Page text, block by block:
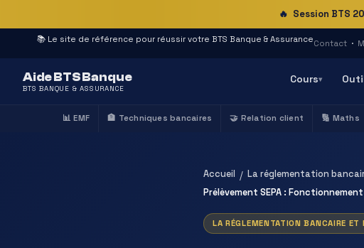
🔥 Session BTS
📚 Le site de référence pour réussir votre BTS Banque & AssuranceContact ·
Aide BTS Banque
BTS BANQUE & ASSURANCE
Cours▾
📊 EMF 🏦 Techniques bancaires 🤝 Relation client 🔢 Maths
Accueil / La réglementation
Prélèvement SEPA :
LA RÉGLEMENTATION BANCAIRE ET